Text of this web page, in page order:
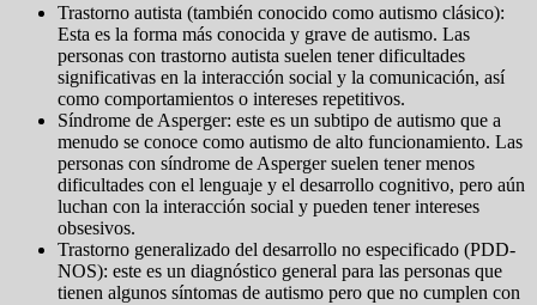
Trastorno autista (también conocido como autismo clásico):
Esta es la forma más conocida y grave de autismo. Las
personas con trastorno autista suelen tener dificultades
significativas en la interacción social y la comunicación, así
como comportamientos o intereses repetitivos.
Síndrome de Asperger: este es un subtipo de autismo que a
menudo se conoce como autismo de alto funcionamiento. Las
personas con síndrome de Asperger suelen tener menos
dificultades con el lenguaje y el desarrollo cognitivo, pero aún
luchan con la interacción social y pueden tener intereses
obsesivos.
Trastorno generalizado del desarrollo no especificado (PDD-
NOS): este es un diagnóstico general para las personas que
tienen algunos síntomas de autismo pero que no cumplen con